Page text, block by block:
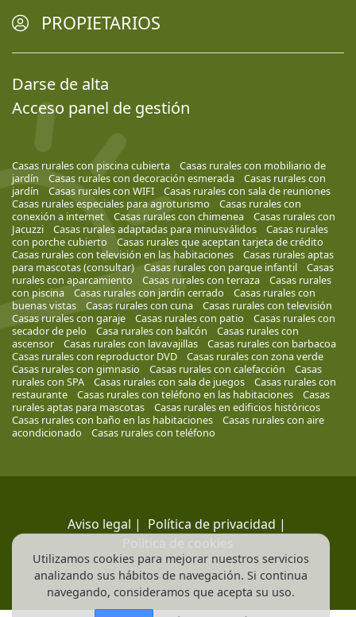
PROPIETARIOS
Darse de alta
Acceso panel de gestión
Casas rurales con piscina cubierta
Casas rurales con mobiliario de
jardín
Casas rurales con decoración esmerada
Casas rurales con
jardín
Casas rurales con WIFI
Casas rurales con sala de reuniones
Casas rurales especiales para agroturismo
Casas rurales con
conexión a internet
Casas rurales con chimenea
Casas rurales con
Jacuzzi
Casas rurales adaptadas para minusválidos
Casas rurales
con porche cubierto
Casas rurales que aceptan tarjeta de crédito
Casas rurales con televisión en las habitaciones
Casas rurales aptas
para mascotas (consultar)
Casas rurales con parque infantil
Casas
rurales con aparcamiento
Casas rurales con terraza
Casas rurales
con piscina
Casas rurales con jardín cerrado
Casas rurales con
buenas vistas
Casas rurales con cuna
Casas rurales con televisión
Casas rurales con garaje
Casas rurales con patio
Casas rurales con
secador de pelo
Casa rurales con balcón
Casas rurales con
ascensor
Casas rurales con lavavajillas
Casas rurales con barbacoa
Casas rurales con reproductor DVD
Casas rurales con zona verde
Casas rurales con gimnasio
Casas rurales con calefacción
Casas
rurales con SPA
Casas rurales con sala de juegos
Casas rurales con
restaurante
Casas rurales con teléfono en las habitaciones
Casas
rurales aptas para mascotas
Casas rurales en edificios históricos
Casas rurales con baño en las habitaciones
Casas rurales con aire
acondicionado
Casas rurales con teléfono
Aviso legal | Política de privacidad |
Política de cookies
Utilizamos cookies para mejorar nuestros servicios
analizando sus hábitos de navegación. Si continua
navegando, consideramos que acepta su uso.